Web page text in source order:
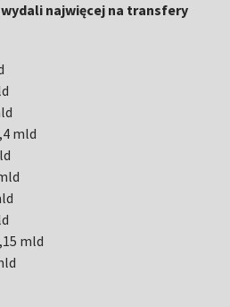
najwięcej na transfery
mld
mld